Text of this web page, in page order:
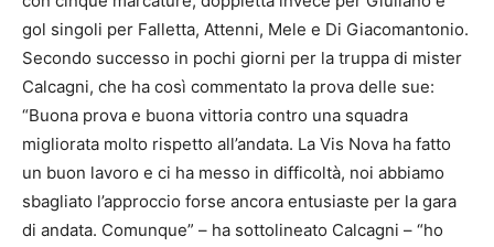
gol singoli per Falletta, Attenni, Mele e Di Giacomantonio.
Secondo successo in pochi giorni per la truppa di mister
Calcagni, che ha così commentato la prova delle sue:
“Buona prova e buona vittoria contro una squadra
migliorata molto rispetto all’andata. La Vis Nova ha fatto
un buon lavoro e ci ha messo in difficoltà, noi abbiamo
sbagliato l’approccio forse ancora entusiaste per la gara
di andata. Comunque” – ha sottolineato Calcagni – “ho